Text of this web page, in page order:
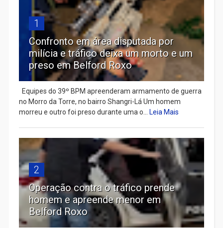
1
Confronto em área disputada por
milícia e tráfico deixa um morto e um
preso em Belford Roxo
Equipes do 39º BPM apreenderam armamento de guerra
no Morro da Torre, no bairro Shangri-Lá Um homem
morreu e outro foi preso durante uma o...
Leia Mais
2
Operação contra o tráfico prende
homem e apreende menor em
Belford Roxo